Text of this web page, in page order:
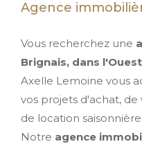
Agence
Vous recherchez une
Brignais, dans
Axelle Lemoine vous
vos projets d'achat,
de location
Notre agence